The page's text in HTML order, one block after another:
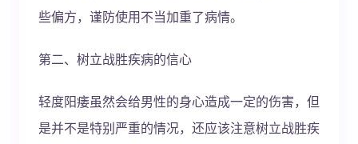
些偏方，谨防使用不当加重了病情。
第二、树立战胜疾病的信心
轻度阳痿虽然会给男性的身心造成一定的伤害，但
是并不是特别严重的情况，还应该注意树立战胜疾